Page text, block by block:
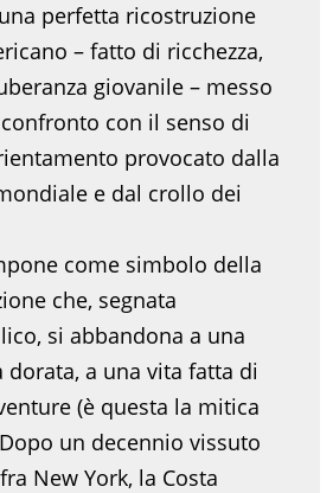
perfetta ricostruzione
– fatto di ricchezza,
giovanile – messo
con il senso di
provocato dalla
e dal crollo dei
come simbolo della
che, segnata
si abbandona a una
dorata, a una vita fatta di
(è questa la mitica
Dopo un decennio vissuto
New York, la Costa